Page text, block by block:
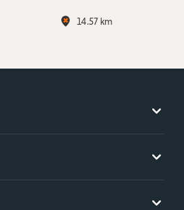
14.57 km